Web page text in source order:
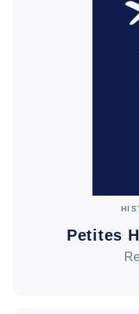
Petites